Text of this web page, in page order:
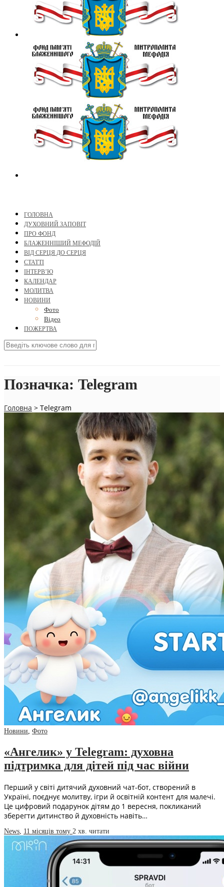
ГОЛОВНА
ДУХОВНИЙ ЗАПОВІТ
ПРО ФОНД
БЛАЖЕННІШИЙ МЕФОДІЙ
ВІД СЕРЦЯ ДО СЕРЦЯ
СТАТТІ
ІНТЕРВ’Ю
КАЛЕНДАР
МОЛИТВА
НОВИНИ
Фото
Відео
ПОЖЕРТВА
Позначка: Telegram
Головна > Telegram
Новини, Фото
«Ангелик» у Telegram: духовна
підтримка для дітей під час війни
Перший у світі дитячий духовний чат-бот, створений в
Україні, поєднує молитву, ігри й освітній контент для малечі.
Це цифровий подарунок дітям до 1 вересня, покликаний
зберегти дитинство й духовність навіть…
News, 11 місяців тому 2 хв. читати